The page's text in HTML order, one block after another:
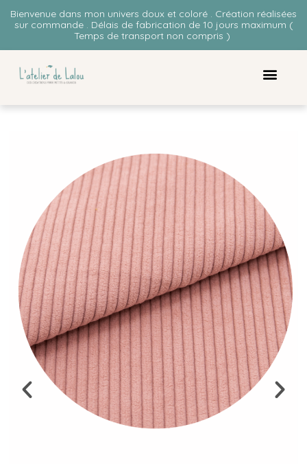
Bienvenue dans mon univers doux et coloré . Création réalisées
sur commande . Délais de fabrication de 10 jours maximum (
Temps de transport non compris )